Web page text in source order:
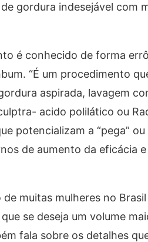
gordura indesejável com
é conhecido de forma
“É um procedimento
aspirada, lavagem
acido polilático ou
potencializam a “pega”
de aumento da eficácia
muitas mulheres no
se deseja um volume
fala sobre os detalhes